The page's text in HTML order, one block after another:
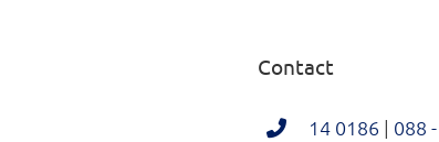
Contact
14 0186 | 088